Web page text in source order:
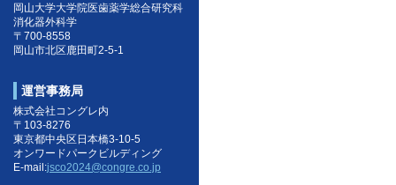
岡山大学大学院医歯薬学総合研究科
消化器外科学
〒700-8558
岡山市北区鹿田町2-5-1
運営事務局
株式会社コングレ内
〒103-8276
東京都中央区日本橋3-10-5
オンワードパークビルディング
E-mail:jsco2024@congre.co.jp